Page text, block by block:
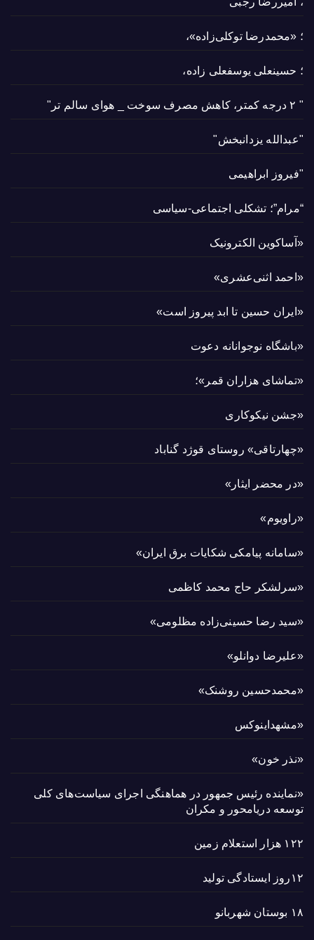
؛ «محمدرضا توکلی‌زاده»،
؛ حسینعلی یوسفعلی زاده،
" ۲ درجه کمتر، کاهش مصرف سوخت _ هوای سالم تر"
"عبدالله یزدانبخش"
"فیروز ابراهیمی
“مرام”؛ تشکلی اجتماعی-سیاسی
«آساکوین الکترونیک
«احمد اثنی‌عشری»
«ایران حسین تا ابد پیروز است»
«باشگاه نوجوانانه دعوت
«تماشای هزاران قمر»؛
«جشن نیکوکاری
«چهارتاقی» روستای قوژد گناباد
«در محضر ایثار»
«راویوم»
«سامانه پیامکی شکایات برق ایران»
«سرلشکر حاج محمد کاظمی
«سید رضا حسینی‌زاده مظلومی»
«علیرضا دوانلو»
«محمدحسین روشنک»
«مشهداینوکس
«نذر خون»
«نماینده رئیس جمهور در هماهنگی اجرای سیاست‌های کلی
توسعه دریامحور و مکران
۱۲۲ هزار استعلام زمین
۱۲روز ایستادگی تولید
۱۸ بوستان شهربانو